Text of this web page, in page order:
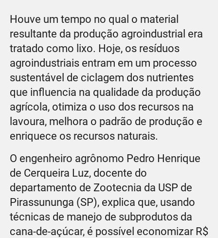
Houve um tempo no qual o material
resultante da produção agroindustrial era
tratado como lixo. Hoje, os resíduos
agroindustriais entram em um processo
sustentável de ciclagem dos nutrientes
que influencia na qualidade da produção
agrícola, otimiza o uso dos recursos na
lavoura, melhora o padrão de produção e
enriquece os recursos naturais.
O engenheiro agrônomo Pedro Henrique
de Cerqueira Luz, docente do
departamento de Zootecnia da USP de
Pirassununga (SP), explica que, usando
técnicas de manejo de subprodutos da
cana-de-açúcar, é possível economizar R$